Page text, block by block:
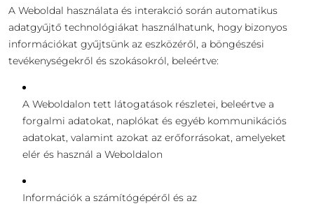
A Weboldal használata és interakció során automatikus
adatgyűjtő technológiákat használhatunk, hogy bizonyos
információkat gyűjtsünk az eszközéről, a böngészési
tevékenységekről és szokásokról, beleértve:
A Weboldalon tett látogatások részletei, beleértve a
forgalmi adatokat, naplókat és egyéb kommunikációs
adatokat, valamint azokat az erőforrásokat, amelyeket
elér és használ a Weboldalon
Információk a számítógépéről és az